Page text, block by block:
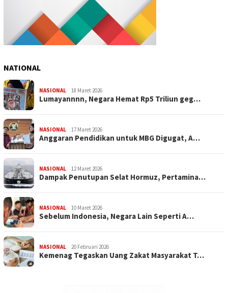
NATIONAL
NASIONAL 18 Maret 2026
Lumayannnn, Negara Hemat Rp5 Triliun geg…
NASIONAL 17 Maret 2026
Anggaran Pendidikan untuk MBG Digugat, A…
NASIONAL 12 Maret 2026
Dampak Penutupan Selat Hormuz, Pertamina…
NASIONAL 10 Maret 2026
Sebelum Indonesia, Negara Lain Seperti A…
NASIONAL 20 Februari 2026
Kemenag Tegaskan Uang Zakat Masyarakat T…